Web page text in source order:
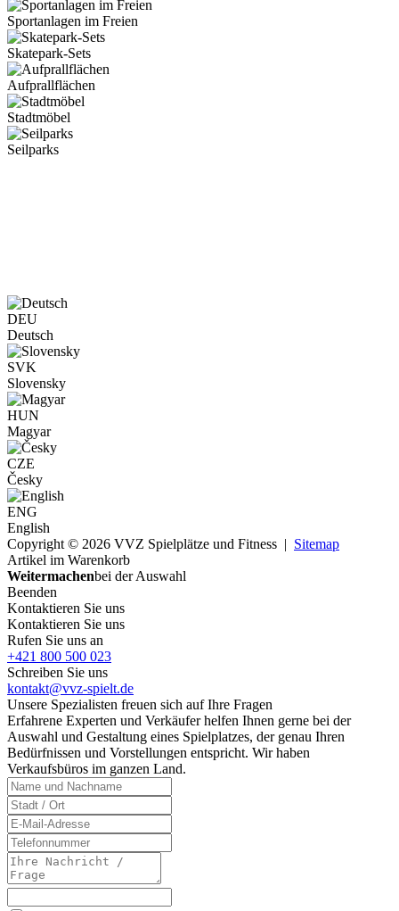
Sportanlagen im Freien
Skatepark-Sets
Aufprallflächen
Stadtmöbel
Seilparks
DEU
Deutsch
SVK
Slovensky
HUN
Magyar
CZE
Česky
ENG
English
Copyright © 2026 VVZ Spielplätze und Fitness | Sitemap
Artikel im Warenkorb
Weitermachenbei der Auswahl
Beenden
Kontaktieren Sie uns
Kontaktieren Sie uns
Rufen Sie uns an
+421 800 500 023
Schreiben Sie uns
kontakt@vvz-spielt.de
Unsere Spezialisten freuen sich auf Ihre Fragen
Erfahrene Experten und Verkäufer helfen Ihnen gerne bei der
Auswahl und Gestaltung eines Spielplatzes, der genau Ihren
Bedürfnissen und Vorstellungen entspricht. Wir haben
Verkaufsbüros im ganzen Land.